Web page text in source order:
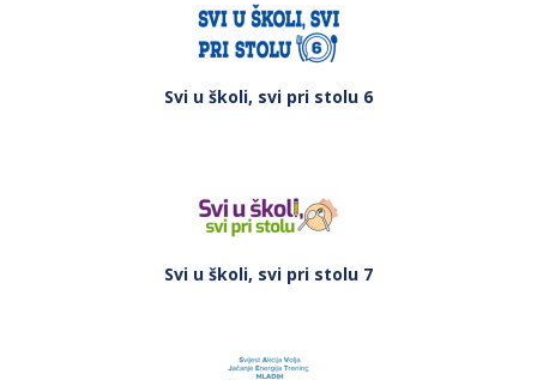
Svi u školi, svi pri stolu 6
Svi u školi, svi pri stolu 7